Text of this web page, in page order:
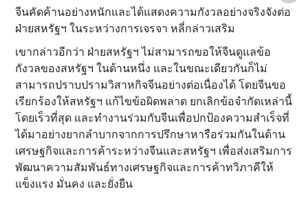
จีนคัดค้านอย่างหนักและได้แสดงความกังวลอย่างจริงจังต่อ
ฝ่ายสหรัฐฯ ในระหว่างการเจรจา หลี่กล่าวเสริม
เขากล่าวอีกว่า ฝ่ายสหรัฐฯ ไม่สามารถขอให้จีนดูแลข้อ
กังวลของสหรัฐฯ ในด้านหนึ่ง และในขณะเดียวกันก็ไม่
สามารถปราบปรามวิสาหกิจจีนอย่างต่อเนื่องได้ โดยจีนขอ
เรียกร้องให้สหรัฐฯ แก้ไขข้อผิดพลาด ยกเลิกข้อจำกัดเหล่านี้
โดยเร็วที่สุด และทำงานร่วมกับจีนเพื่อปกป้องความสำเร็จที่
ได้มาอย่างยากลำบากจากการปรึกษาหารือร่วมกันในด้าน
เศรษฐกิจและการค้าระหว่างจีนและสหรัฐฯ เพื่อส่งเสริมการ
พัฒนาความสัมพันธ์ทางเศรษฐกิจและการค้าทวิภาคีให้
แข็งแรง มั่นคง และยั่งยืน